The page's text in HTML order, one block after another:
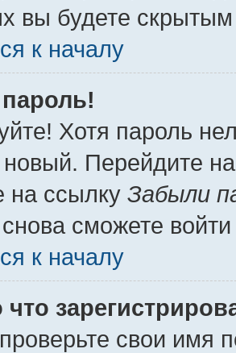
вы будете
к началу
Хотя пароль
новый. Перейдите
на ссылку Забыли
сможете
к началу
что
свои имя